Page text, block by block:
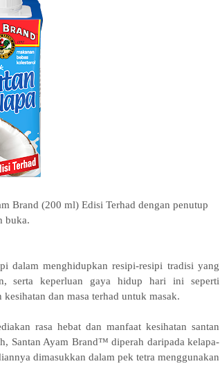
Brand (200 ml) Edisi Terhad dengan penutup
buka.
dalam menghidupkan resipi-resipi tradisi yang
serta keperluan gaya hidup hari ini seperti
dan masa terhad untuk masak.
rasa hebat dan manfaat kesihatan santan
Santan Ayam Brand™ diperah daripada kelapa-
dimasukkan dalam pek tetra menggunakan